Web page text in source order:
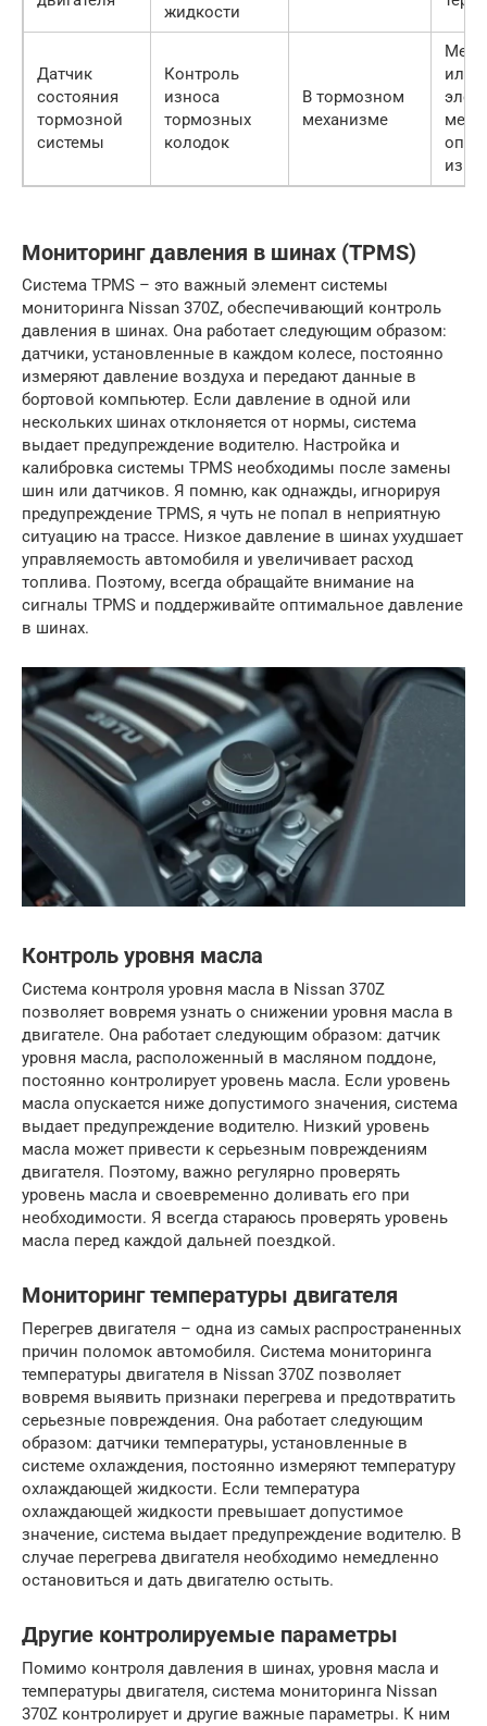
жидкости
Датчик
состояния
тормозной
системы
Контроль
износа
тормозных
колодок
В тормозном
механизме
или
Мониторинг давления в шинах (TPMS)
Система TPMS – это важный элемент системы
мониторинга Nissan 370Z, обеспечивающий контроль
давления в шинах. Она работает следующим образом:
датчики, установленные в каждом колесе, постоянно
измеряют давление воздуха и передают данные в
бортовой компьютер. Если давление в одной или
нескольких шинах отклоняется от нормы, система
выдает предупреждение водителю. Настройка и
калибровка системы TPMS необходимы после замены
шин или датчиков. Я помню, как однажды, игнорируя
предупреждение TPMS, я чуть не попал в неприятную
ситуацию на трассе. Низкое давление в шинах ухудшает
управляемость автомобиля и увеличивает расход
топлива. Поэтому, всегда обращайте внимание на
сигналы TPMS и поддерживайте оптимальное давление
в шинах.
Контроль уровня масла
Система контроля уровня масла в Nissan 370Z
позволяет вовремя узнать о снижении уровня масла в
двигателе. Она работает следующим образом: датчик
уровня масла, расположенный в масляном поддоне,
постоянно контролирует уровень масла. Если уровень
масла опускается ниже допустимого значения, система
выдает предупреждение водителю. Низкий уровень
масла может привести к серьезным повреждениям
двигателя. Поэтому, важно регулярно проверять
уровень масла и своевременно доливать его при
необходимости. Я всегда стараюсь проверять уровень
масла перед каждой дальней поездкой.
Мониторинг температуры двигателя
Перегрев двигателя – одна из самых распространенных
причин поломок автомобиля. Система мониторинга
температуры двигателя в Nissan 370Z позволяет
вовремя выявить признаки перегрева и предотвратить
серьезные повреждения. Она работает следующим
образом: датчики температуры, установленные в
системе охлаждения, постоянно измеряют температуру
охлаждающей жидкости. Если температура
охлаждающей жидкости превышает допустимое
значение, система выдает предупреждение водителю. В
случае перегрева двигателя необходимо немедленно
остановиться и дать двигателю остыть.
Другие контролируемые параметры
Помимо контроля давления в шинах, уровня масла и
температуры двигателя, система мониторинга Nissan
370Z контролирует и другие важные параметры. К ним